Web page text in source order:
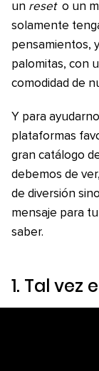
un reset o un
solamente
pensamientos,
palomitas, con
comodidad de
Y para
plataformas
gran catálogo
debemos de
de diversión
mensaje para
saber.
1. Tal vez